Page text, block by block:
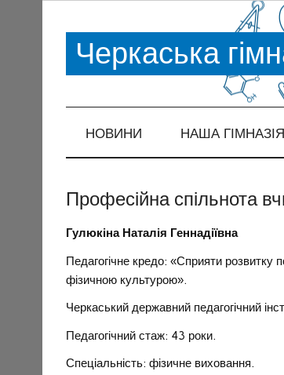
Черкаська
НОВИНИ НАША ГІМНАЗІЯ
Професійна спільнота
Гулюкіна Наталія Геннадіївна
Педагогічне кредо: «Сприяти розвитку
фізичною культурою».
Черкаський державний педагогічний
Педагогічний стаж: 43 роки.
Спеціальність: фізичне виховання.